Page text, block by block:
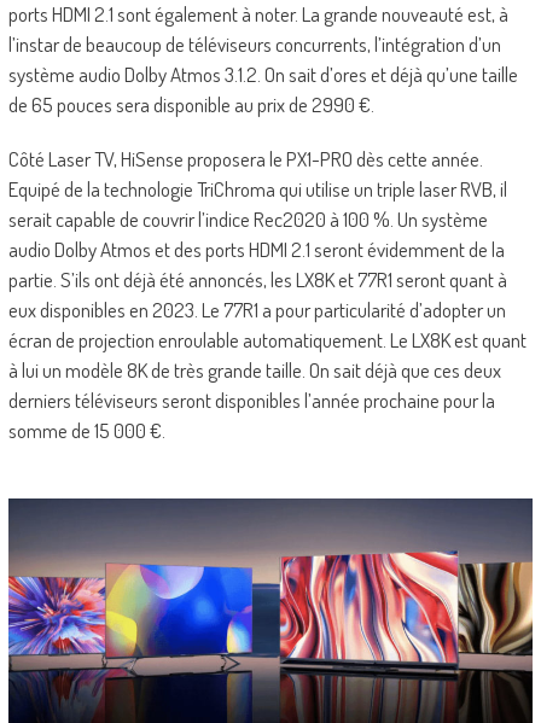
ports HDMI 2.1 sont également à noter. La grande nouveauté est, à
l’instar de beaucoup de téléviseurs concurrents, l’intégration d’un
système audio Dolby Atmos 3.1.2. On sait d’ores et déjà qu’une taille
de 65 pouces sera disponible au prix de 2990 €.
Côté Laser TV, HiSense proposera le PX1-PRO dès cette année.
Equipé de la technologie TriChroma qui utilise un triple laser RVB, il
serait capable de couvrir l’indice Rec2020 à 100 %. Un système
audio Dolby Atmos et des ports HDMI 2.1 seront évidemment de la
partie. S’ils ont déjà été annoncés, les LX8K et 77R1 seront quant à
eux disponibles en 2023. Le 77R1 a pour particularité d’adopter un
écran de projection enroulable automatiquement. Le LX8K est quant
à lui un modèle 8K de très grande taille. On sait déjà que ces deux
derniers téléviseurs seront disponibles l’année prochaine pour la
somme de 15 000 €.